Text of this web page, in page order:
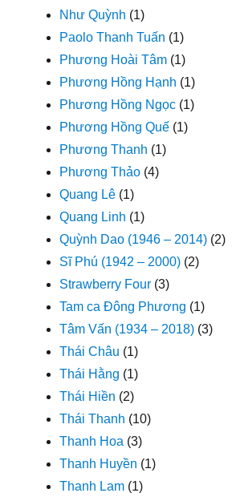
Như Quỳnh (1)
Paolo Thanh Tuấn (1)
Phương Hoài Tâm (1)
Phương Hồng Hạnh (1)
Phương Hồng Ngọc (1)
Phương Hồng Quế (1)
Phương Thanh (1)
Phương Thảo (4)
Quang Lê (1)
Quang Linh (1)
Quỳnh Dao (1946 – 2014) (2)
Sĩ Phú (1942 – 2000) (2)
Strawberry Four (3)
Tam ca Đông Phương (1)
Tâm Vấn (1934 – 2018) (3)
Thái Châu (1)
Thái Hằng (1)
Thái Hiền (2)
Thái Thanh (10)
Thanh Hoa (3)
Thanh Huyền (1)
Thanh Lam (1)